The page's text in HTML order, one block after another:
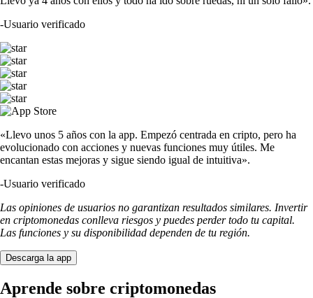
-Usuario verificado
«Llevo unos 5 años con la app. Empezó centrada en cripto, pero ha
evolucionado con acciones y nuevas funciones muy útiles. Me
encantan estas mejoras y sigue siendo igual de intuitiva».
-Usuario verificado
Las opiniones de usuarios no garantizan resultados similares. Invertir
en criptomonedas conlleva riesgos y puedes perder todo tu capital.
Las funciones y su disponibilidad dependen de tu región.
Descarga la app
Aprende sobre criptomonedas